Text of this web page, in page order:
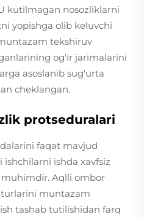
kutilmagan nosozliklarni
yopishga olib keluvchi
tekshiruv
og'ir jarimalarini
asoslanib sug'urta
cheklangan.
protseduralari
faqat mavjud
ishda xavfsiz
Aqlli ombor
turlarini muntazam
tashab tutilishidan farq